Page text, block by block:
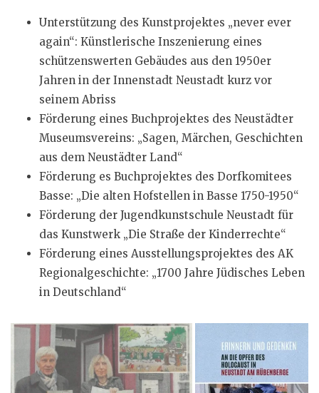
Unterstützung des Kunstprojektes „never ever
again“: Künstlerische Inszenierung eines
schützenswerten Gebäudes aus den 1950er
Jahren in der Innenstadt Neustadt kurz vor
seinem Abriss
Förderung eines Buchprojektes des Neustädter
Museumsvereins: „Sagen, Märchen, Geschichten
aus dem Neustädter Land“
Förderung es Buchprojektes des Dorfkomitees
Basse: „Die alten Hofstellen in Basse 1750-1950“
Förderung der Jugendkunstschule Neustadt für
das Kunstwerk „Die Straße der Kinderrechte“
Förderung eines Ausstellungsprojektes des AK
Regionalgeschichte: „1700 Jahre Jüdisches Leben
in Deutschland“